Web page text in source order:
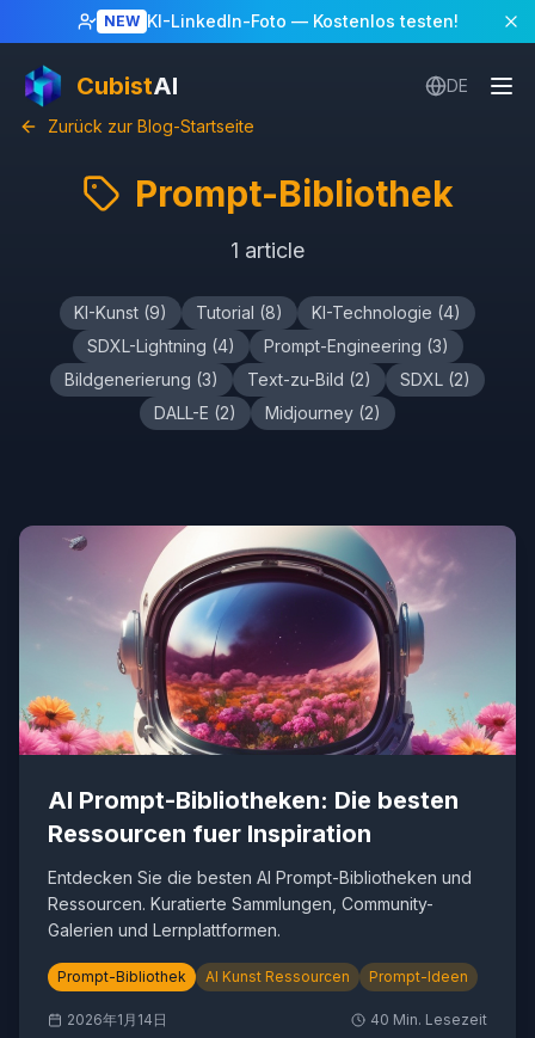
NEW KI-LinkedIn-Foto — Kostenlos testen!
CubistAI
DE
Zurück zur Blog-Startseite
Prompt-Bibliothek
1 article
KI-Kunst (9) Tutorial (8) KI-Technologie (4)
SDXL-Lightning (4) Prompt-Engineering (3)
Bildgenerierung (3) Text-zu-Bild (2) SDXL (2)
DALL-E (2) Midjourney (2)
AI Prompt-Bibliotheken: Die besten
Ressourcen fuer Inspiration
Entdecken Sie die besten AI Prompt-Bibliotheken und
Ressourcen. Kuratierte Sammlungen, Community-
Galerien und Lernplattformen.
Prompt-Bibliothek AI Kunst Ressourcen Prompt-Ideen
2026年1月14日 40 Min. Lesezeit